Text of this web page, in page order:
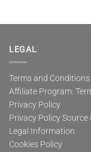
LEGAL
Terms and Conditions
Affiliate Program:
Privacy Policy
Privacy Policy Source
Legal Information
Cookies Policy